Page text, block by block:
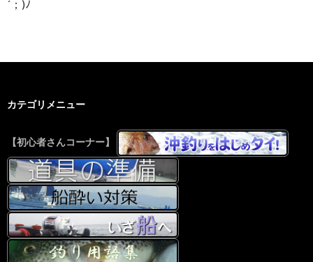
´；)ﾉ
カテゴリメニュー
【初心者さんコーナー】